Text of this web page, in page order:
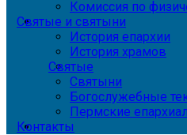
Комиссия по
Святые и святыни
История епархии
История храмов
Святые
Святыни
Богослужебные
Пермские
Контакты